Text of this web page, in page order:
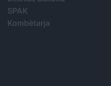
SPAK
Kombëtarja